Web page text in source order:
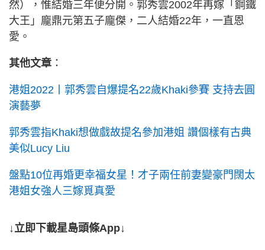
然），惟結婚三年便分開。郭秀雲2002年再嫁「鋼鐵
大王」龐鼎元第五子龐傑，二人結婚22年，一直恩
愛。
其他文章 ：
港姐2022丨郭秀雲自爆提名22歲Khaki參賽 支持去圓
演藝夢
郭秀雲指Khaki想做戲故提名參加港姐 讚個樣有古典
美似Lucy Liu
盤點10位再婚更幸福女星！才子兩任前妻變豪門闊太
港姐女強人三嫁覓真愛
↓立即下載星島頭條App↓